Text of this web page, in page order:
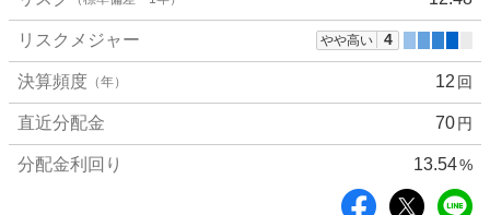
リスクメジャー やや高い 4
決算頻度 （年） 12 回
直近分配金 70円
分配金利回り 13.54%